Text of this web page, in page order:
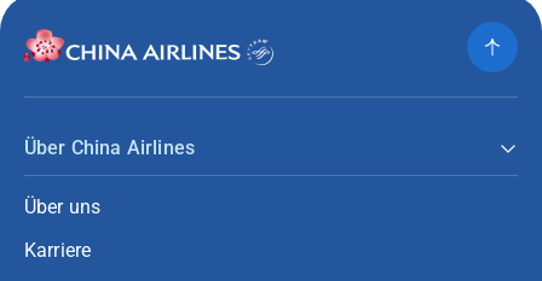
Über China Airlines
Über uns
Karriere